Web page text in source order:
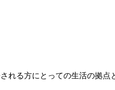
れる方にとっての生活の拠点